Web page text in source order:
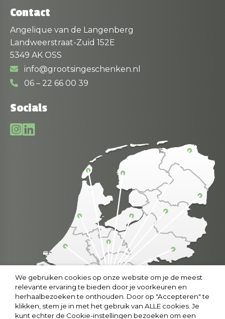
Contact
Angelique van de Langenberg
Landweerstraat-Zuid 152E
5349 AK OSS
info@grootsingeschenken.nl
06 – 22 66 00 39
Socials
We gebruiken cookies op onze website om je de meest
relevante ervaring te bieden door je voorkeuren en
herhaalbezoeken te onthouden. Door op "Accepteren" te
klikken, stem je in met het gebruik van ALLE cookies. Je
kunt echter de Cookie-instellingen bezoeken om een